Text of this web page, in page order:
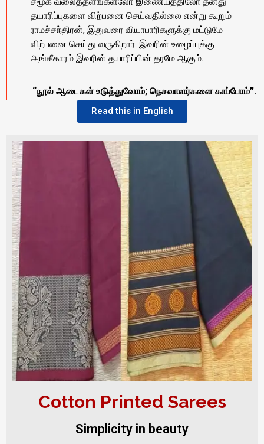
தயாரிப்புகளை விற்பனை செய்வதில்லை என்று கூறும்
ராமச்சந்திரன், இதுவரை வியாபாரிகளுக்கு மட்டுமே
விற்பனை செய்து வருகிறார். இவரின் உழைப்புக்கு
அங்கீகாரம் இவரின் தயாரிப்பின் தரமே ஆகும்.
“நூல் ஆடைகள் உடுத்துவோம்; நெசவாளர்களை காப்போம்”.
Read this in English
Cotton Printed Sarees
Simplicity in beauty